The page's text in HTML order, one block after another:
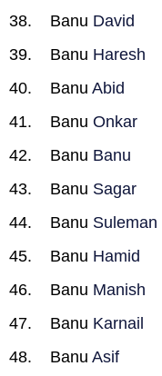
Banu David
Banu Haresh
Banu Abid
Banu Onkar
Banu Banu
Banu Sagar
Banu Suleman
Banu Hamid
Banu Manish
Banu Karnail
Banu Asif